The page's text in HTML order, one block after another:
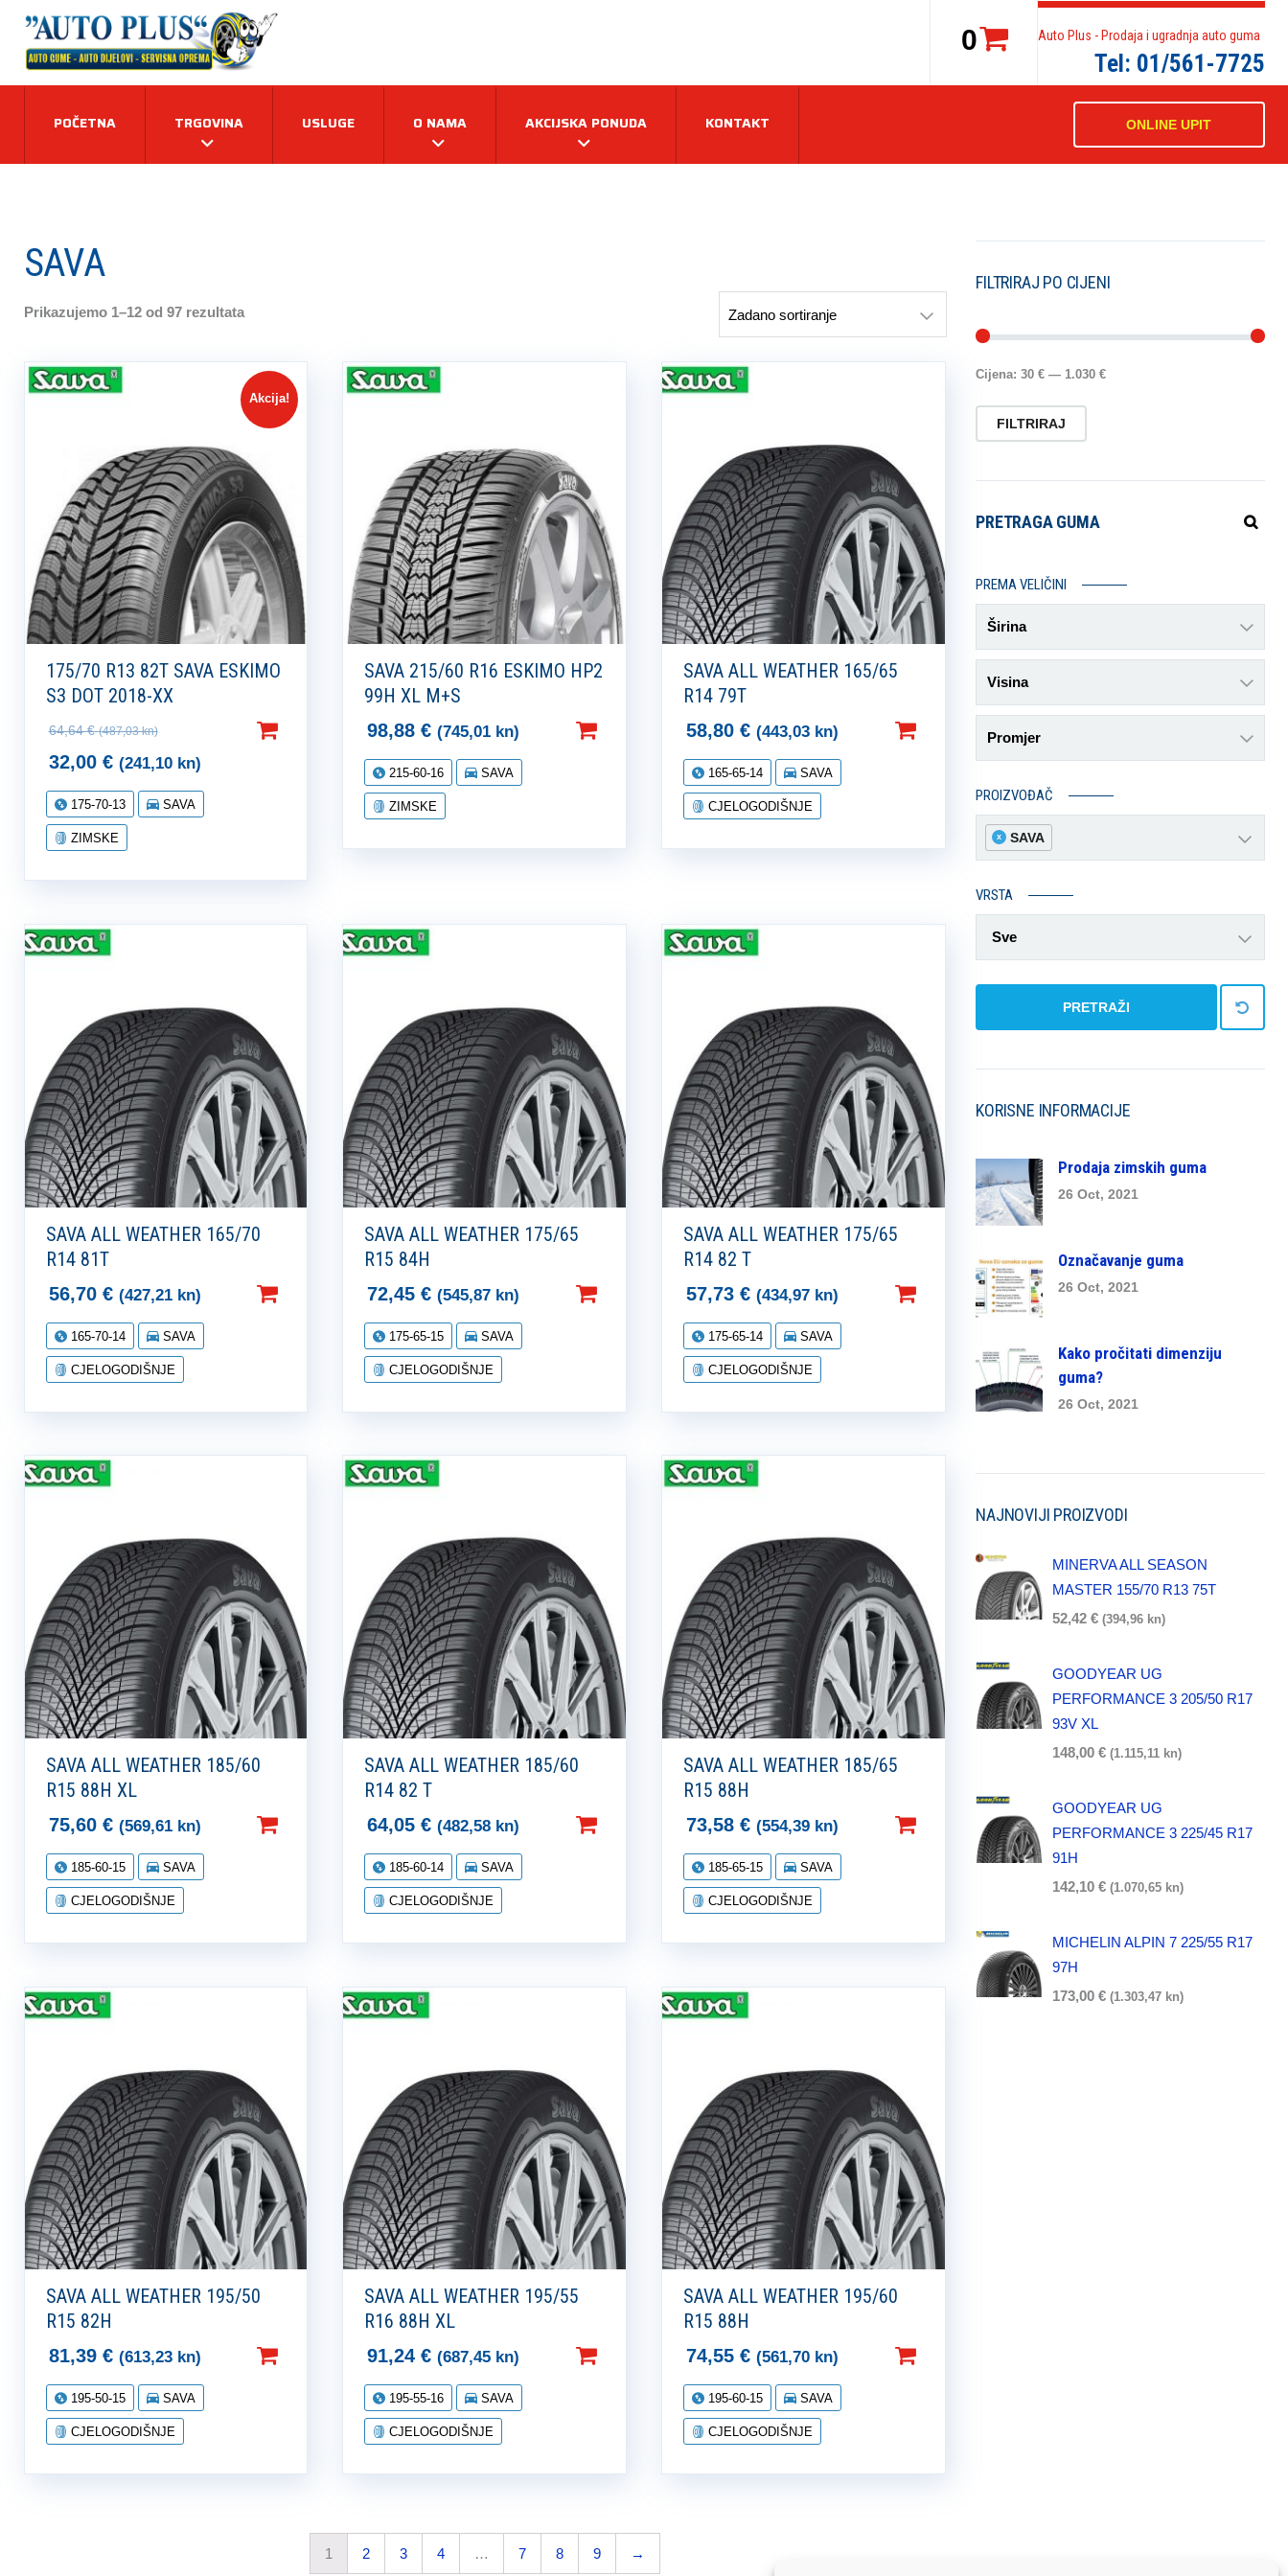
0 Auto Plus - Prodaja i ugradnja auto guma
Tel: 01/561-7725
ONLINE UPIT
POČETNA TRGOVINA USLUGE O NAMA AKCIJSKA PONUDA KONTAKT
SAVA
Prikazujemo 1–12 od 97 rezultata
Akcija!
175/70 R13 82T SAVA ESKIMO
S3 DOT 2018-XX
64,64€ (487,03 kn)
32,00 € (241,10 kn)
175-70-13 SAVA
ZIMSKE
SAVA 215/60 R16 ESKIMO HP2
99H XL M+S
98,88€ (745,01 kn)
215-60-16 SAVA
ZIMSKE
SAVA ALL WEATHER 165/65
R14 79T
58,80€ (443,03 kn)
165-65-14 SAVA
CJELOGODIŠNJE
SAVA ALL WEATHER 165/70
R14 81T
56,70 € (427,21 kn)
165-70-14 SAVA
CJELOGODIŠNJE
SAVA ALL WEATHER 175/65
R15 84H
72,45€ (545,87 kn)
175-65-15 SAVA
CJELOGODIŠNJE
SAVA ALL WEATHER 175/65
R14 82 T
57,73€ (434,97 kn)
175-65-14 SAVA
CJELOGODIŠNJE
SAVA ALL WEATHER 185/60
R15 88H XL
75,60 € (569,61 kn)
185-60-15 SAVA
CJELOGODIŠNJE
SAVA ALL WEATHER 185/60
R14 82 T
64,05€ (482,58 kn)
185-60-14 SAVA
CJELOGODIŠNJE
SAVA ALL WEATHER 185/65
R15 88H
73,58€ (554,39 kn)
185-65-15 SAVA
CJELOGODIŠNJE
SAVA ALL WEATHER 195/50
R15 82H
81,39 € (613,23 kn)
195-50-15 SAVA
CJELOGODIŠNJE
SAVA ALL WEATHER 195/55
R16 88H XL
91,24€ (687,45 kn)
195-55-16 SAVA
CJELOGODIŠNJE
SAVA ALL WEATHER 195/60
R15 88H
74,55€ (561,70 kn)
195-60-15 SAVA
CJELOGODIŠNJE
1 2 3 4 … 7 8 9 →
FILTRIRAJ PO CIJENI
FILTRIRAJ
Cijena:30 € — 1.030 €
PRETRAGA GUMA
PREMA VELIČINI
Širina
Visina
Promjer
PROIZVOĐAČ
x SAVA
VRSTA
Sve
PRETRAŽI
KORISNE INFORMACIJE
Prodaja zimskih guma
26 Oct, 2021
Označavanje guma
26 Oct, 2021
Kako pročitati dimenziju
guma?
26 Oct, 2021
NAJNOVIJI PROIZVODI
MINERVA ALL SEASON
MASTER 155/70 R13 75T
52,42€ (394,96 kn)
GOODYEAR UG
PERFORMANCE 3 205/50 R17
93V XL
148,00€ (1.115,11 kn)
GOODYEAR UG
PERFORMANCE 3 225/45 R17
91H
142,10€ (1.070,65 kn)
MICHELIN ALPIN 7 225/55 R17
97H
173,00€ (1.303,47 kn)